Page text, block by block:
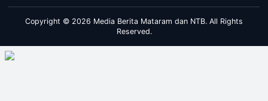
Copyright © 2026 Media Berita Mataram dan NTB. All Rights
Reserved.